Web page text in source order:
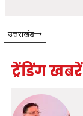
उत्तराखंड
ट्रेंडिंग खबरें